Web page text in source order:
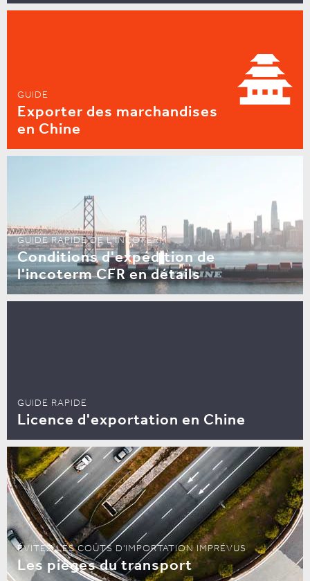
GUIDE
Exporter des marchandises
en Chine
GUIDE RAPIDE DE L'INCOTERM
Conditions d'expédition de
l'incoterm CFR en détails
GUIDE RAPIDE
Licence d'exportation en Chine
ÉVITEZ LES COÛTS D'IMPORTATION IMPRÉVUS
Les pièges du transport